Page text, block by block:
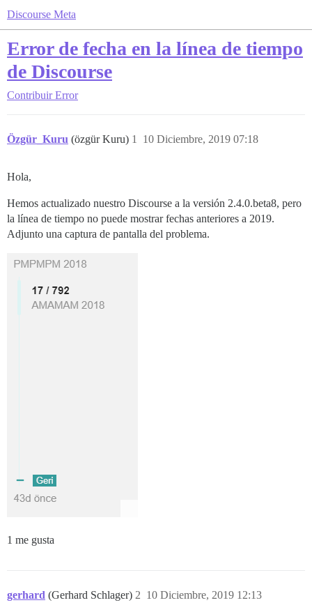
Discourse Meta
Error de fecha en la línea de tiempo
de Discourse
Contribuir Error
Özgür_Kuru (özgür Kuru) 10 Diciembre, 2019 07:18
1
Hola,
Hemos actualizado nuestro Discourse a la versión 2.4.0.beta8, pero
la línea de tiempo no puede mostrar fechas anteriores a 2019.
Adjunto una captura de pantalla del problema.
1 me gusta
gerhard (Gerhard Schlager) 10 Diciembre, 2019 12:13
2